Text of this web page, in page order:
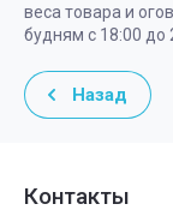
веса товара и
будням с 18:00 до
Назад
Контакты